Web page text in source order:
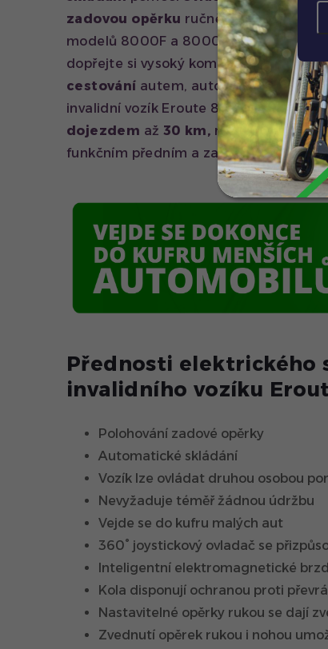
zadovou opěrku ručně. Je to tedy
modelů 8000F a 8000R v jednom.
dopřejte si vysoký komfort. Model
cestování autem, autobusem,
invalidní vozík Eroute 8000 s
dojezdem až 30 km, nosností až130
funkčním předním a zadnímtlumičům
Přednosti elektrického
invalidního vozíku
Polohování zadové opěrky
Automatické skládání
Vozík lze ovládat druhou osobou
Nevyžaduje téměř žádnou údržbu
Vejde se do kufru malých aut
360° joystickový ovladač se
Inteligentní elektromagnetické
Kola disponují ochranou proti
Nastavitelné opěrky rukou se dají
Zvednutí opěrek rukou i nohou